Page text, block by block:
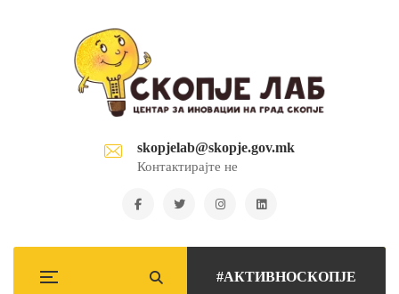
skopjelab@skopje.gov.mk
Контактирајте не
#АКТИВНОСКОПЈЕ